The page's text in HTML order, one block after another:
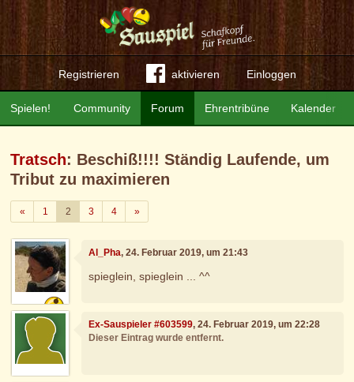
Registrieren aktivieren Einloggen
Community Forum Ehrentribüne Kalender
Spielen!
Tratsch: Beschiß!!!! Ständig Laufende, um
Tribut zu maximieren
«Zurück
1 2 3 4 »Weiter
Al_Pha, 24. Februar 2019, um 21:43
spieglein, spieglein ... ^^
Ex-Sauspieler #603599, 24. Februar 2019, um 22:28
Dieser Eintrag wurde entfernt.